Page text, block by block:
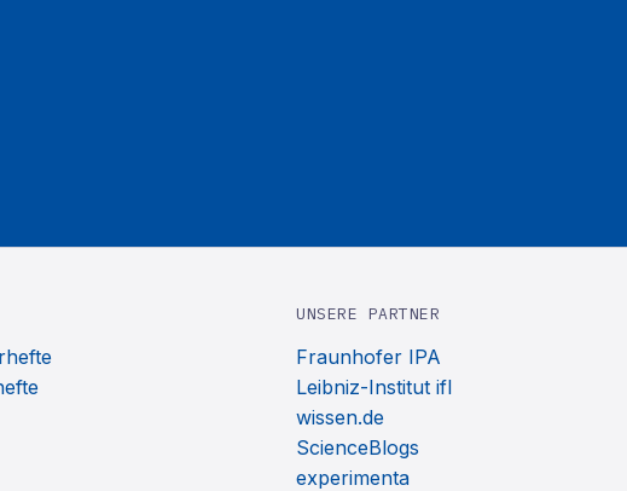
UNSERE PARTNER
Fraunhofer IPA
Leibniz-Institut ifl
wissen.de
ScienceBlogs
experimenta